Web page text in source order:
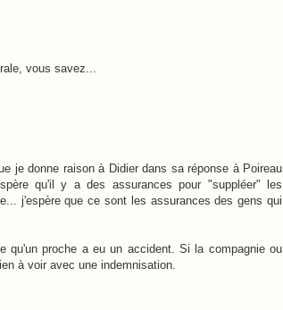
vous savez...
je donne raison à Didier dans sa réponse à Poireau
qu'il y a des assurances pour "suppléer" les
j'espère que ce sont les assurances des gens qui
qu'un proche a eu un accident. Si la compagnie ou
à voir avec une indemnisation.